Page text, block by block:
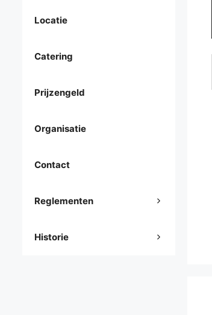
Locatie
Catering
Prijzengeld
Organisatie
Contact
Reglementen
Historie